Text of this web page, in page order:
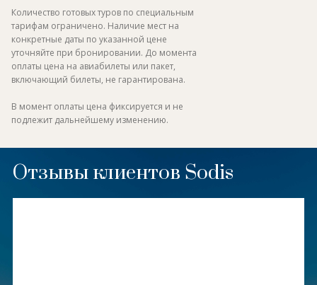
Количество готовых туров по специальным
тарифам ограничено. Наличие мест на
конкретные даты по указанной цене
уточняйте при бронировании. До момента
оплаты цена на авиабилеты или пакет,
включающий билеты, не гарантирована.
В момент оплаты цена фиксируется и не
подлежит дальнейшему изменению.
Отзывы клиентов Sodis